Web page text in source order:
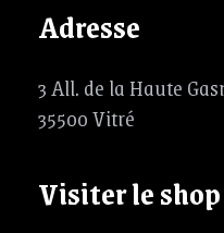
Adresse
3 All. de la Haute
35500 Vitré
Visiter le shop